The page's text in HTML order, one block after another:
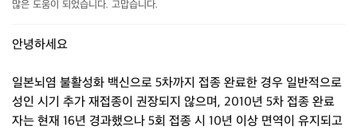
많은 도움이 되었습니다. 고맙습니다.
안녕하세요
일본뇌염 불활성화 백신으로 5차까지 접종 완료한 경우 일반적으로
성인 시기 추가 재접종이 권장되지 않으며, 2010년 5차 접종 완료
자는 현재 16년 경과했으나 5회 접종 시 10년 이상 면역이 유지되고